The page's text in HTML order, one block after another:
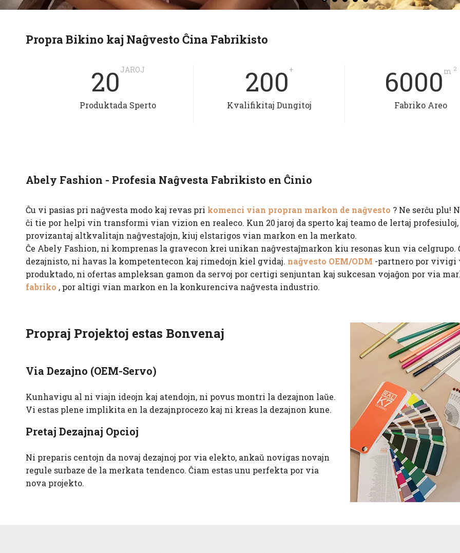
Propra Bikino kaj Naĝvesto Ĉina Fabrikisto
20 JAROJ
Produktada Sperto
200 +
Kvalifikitaj Dungitoj
6000 m 2
Fabriko Areo
Abely Fashion - Profesia Naĝvesta Fabrikisto en Ĉinio
Ĉu vi pasias pri naĝvesta modo kaj revas pri komenci vian propran markon de naĝvesto ? Ne serĉu plu!
ĉi tie por helpi vin transformi vian vizion en realeco. Kun 20 jaroj da sperto kaj teamo de lertaj
provizantaj altkvalitajn naĝvestaĵojn, kiuj elstarigos vian markon en la merkato.
Ĉe Abely Fashion, ni komprenas la gravecon krei unikan naĝvestaĵmarkon kiu resonas kun via
dezajnisto, ni havas la kompetentecon kaj rimedojn kiel gvidaj. naĝvesto OEM/ODM -partnero por vivigi
produktado, ni ofertas ampleksan gamon da servoj por certigi senjuntan kaj sukcesan vojaĝon por via
fabriko , por altigi vian markon en la konkurenciva naĝvesta industrio.
Propraj Projektoj estas Bonvenaj
Via Dezajno (OEM-Servo)
Kunhavigu al ni viajn ideojn kaj atendojn, ni povus montri la dezajnon laŭe.
Vi estas plene implikita en la dezajnprocezo kaj ni kreas la dezajnon kune.
Pretaj Dezajnaj Opcioj
Ni preparis centojn da novaj dezajnoj por via elekto, ankaŭ novigas novajn
regule surbaze de la merkata tendenco. Ĉiam estas unu perfekta por via
nova projekto.